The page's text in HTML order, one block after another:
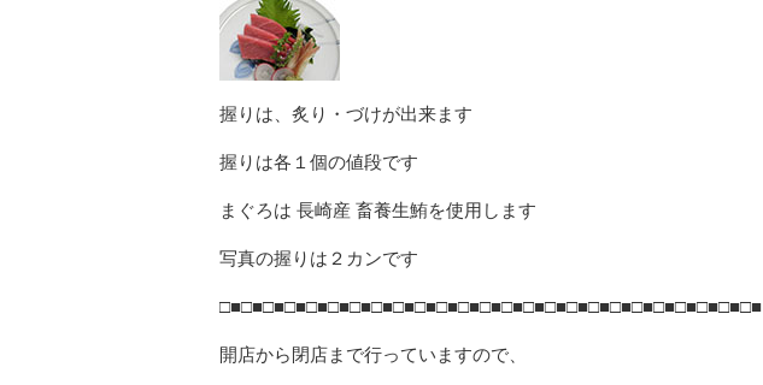
握りは、炙り・づけが出来ます
握りは各１個の値段です
まぐろは 長崎産 畜養生鮪を使用します
写真の握りは２カンです
□■□■□■□■□■□■□■□■□■□■□■□■□■□■□■□■□■□■□■□■□■□■□■□■□■
開店から閉店まで行っていますので、